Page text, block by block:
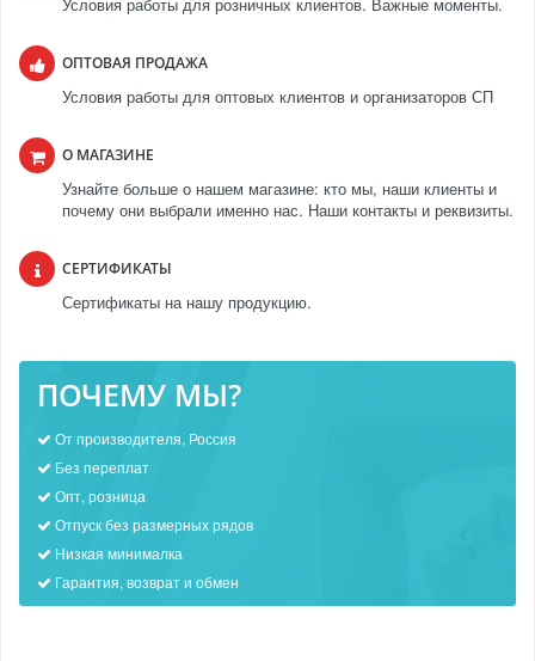
ОПТОВАЯ ПРОДАЖА
Условия работы для оптовых клиентов и организаторов СП
О МАГАЗИНЕ
Узнайте больше о нашем магазине: кто мы, наши клиенты и
почему они выбрали именно нас. Наши контакты и реквизиты.
СЕРТИФИКАТЫ
Сертификаты на нашу продукцию.
ПОЧЕМУ МЫ?
От производителя, Россия
Без переплат
Опт, розница
Отпуск без размерных рядов
Низкая минималка
Гарантия, возврат и обмен